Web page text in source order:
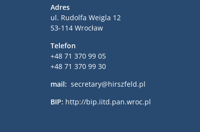
Adres
ul. Rudolfa Weigla 12
53-114 Wrocław
Telefon
+48 71 370 99 05
+48 71 370 99 30
mail: secretary@hirszfeld.pl
BIP: http://bip.iitd.pan.wroc.pl